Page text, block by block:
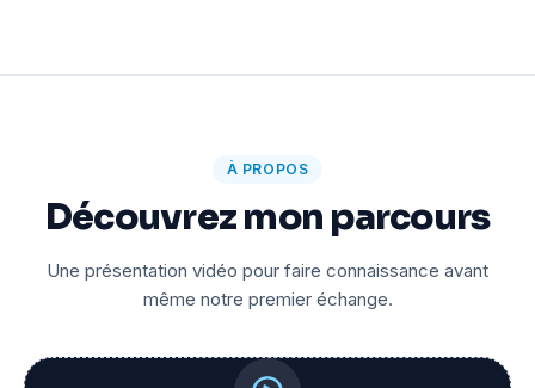
À PROPOS
Découvrez mon parcours
Une présentation vidéo pour faire connaissance avant
même notre premier échange.